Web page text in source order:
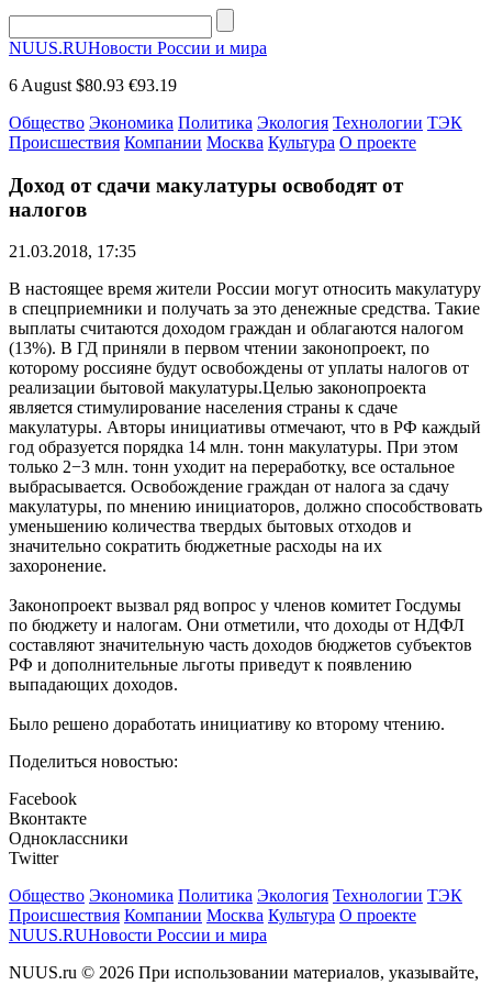
NUUS.RUНовости России и мира
6 August $80.93 €93.19
Общество Экономика Политика Экология Технологии ТЭК
Происшествия Компании Москва Культура О проекте
Доход от сдачи макулатуры освободят от
налогов
21.03.2018, 17:35
В настоящее время жители России могут относить макулатуру
в спецприемники и получать за это денежные средства. Такие
выплаты считаются доходом граждан и облагаются налогом
(13%). В ГД приняли в первом чтении законопроект, по
которому россияне будут освобождены от уплаты налогов от
реализации бытовой макулатуры.Целью законопроекта
является стимулирование населения страны к сдаче
макулатуры. Авторы инициативы отмечают, что в РФ каждый
год образуется порядка 14 млн. тонн макулатуры. При этом
только 2−3 млн. тонн уходит на переработку, все остальное
выбрасывается. Освобождение граждан от налога за сдачу
макулатуры, по мнению инициаторов, должно способствовать
уменьшению количества твердых бытовых отходов и
значительно сократить бюджетные расходы на их
захоронение.
Законопроект вызвал ряд вопрос у членов комитет Госдумы
по бюджету и налогам. Они отметили, что доходы от НДФЛ
составляют значительную часть доходов бюджетов субъектов
РФ и дополнительные льготы приведут к появлению
выпадающих доходов.
Было решено доработать инициативу ко второму чтению.
Поделиться новостью:
Facebook
Вконтакте
Одноклассники
Twitter
Общество Экономика Политика Экология Технологии ТЭК
Происшествия Компании Москва Культура О проекте
NUUS.RUНовости России и мира
NUUS.ru © 2026 При использовании материалов, указывайте,